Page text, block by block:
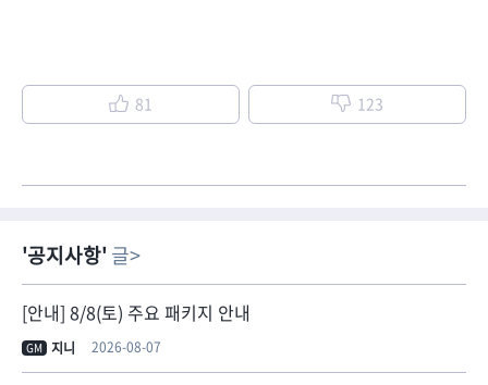
81 123
공지사항 글
[안내] 8/8(토) 주요 패키지 안내
GM 지니 2026-08-07